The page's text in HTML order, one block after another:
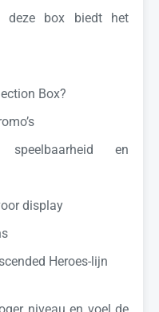
deze box biedt het
Box?
en
display
Heroes-lijn